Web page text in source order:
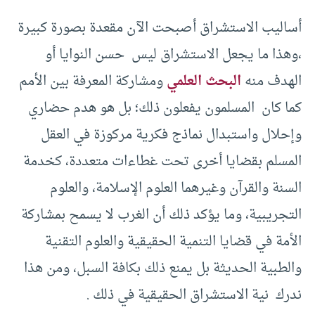
أساليب الاستشراق أصبحت الآن مقعدة بصورة كبيرة
،وهذا ما يجعل الاستشراق ليس حسن النوايا أو
الهدف منهالبحث العلميومشاركة المعرفة بين الأمم
كما كان المسلمون يفعلون ذلك؛ بل هو هدم حضاري
وإحلال واستبدال نماذج فكرية مركوزة في العقل
المسلم بقضايا أخرى تحت غطاءات متعددة، كخدمة
السنة والقرآن وغيرهما العلوم الإسلامة، والعلوم
التجريبية، وما يؤكد ذلك أن الغرب لا يسمح بمشاركة
الأمة في قضايا التنمية الحقيقية والعلوم التقنية
والطبية الحديثة بل يمنع ذلك بكافة السبل، ومن هذا
ندرك نية الاستشراق الحقيقية في ذلك .